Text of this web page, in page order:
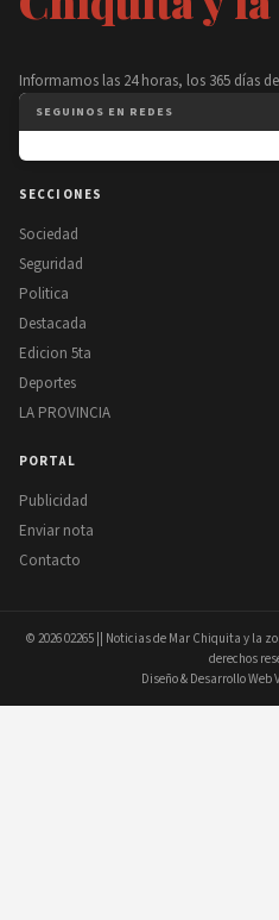
Informamos las 24 horas, los 365 días
SEGUINOS EN REDES
SECCIONES
Sociedad
Seguridad
Politica
Destacada
Edicion 5ta
Deportes
LA PROVINCIA
PORTAL
Publicidad
Enviar nota
Contacto
© 202602265 || Noticias de Mar Chiquita y la
derechos
Diseño & Desarrollo Web